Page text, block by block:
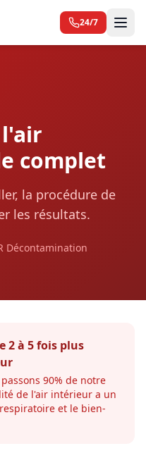
24/7
complet
la procédure de
les résultats.
Décontamination
2 à 5 fois plus
90% de notre
de l'air intérieur a un
et le bien-